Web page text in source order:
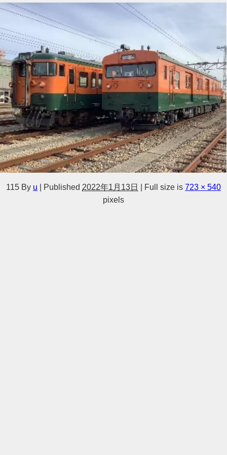
115 By u | Published 2022年1月13日 | Full size is 723 × 540
pixels